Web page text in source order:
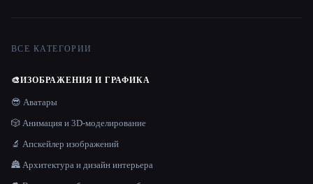
ВСЕ КАТЕГОРИИ
🎨ИЗОБРАЖЕНИЯ И ГРАФИКА
😎 Аватары
🎲 Анимация и 3D-моделирование
🔬 Апскейлер изображений
🏯 Архитектура и дизайн интерьера